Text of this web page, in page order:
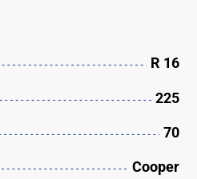
R 16
225
70
Cooper